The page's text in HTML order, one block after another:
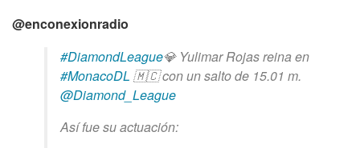
@enconexionradio
#DiamondLeague💎 Yulimar Rojas reina en
#MonacoDL 🇲🇨 con un salto de 15.01 m.
@Diamond_League
Así fue su actuación: